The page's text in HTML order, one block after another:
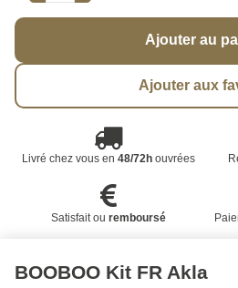
Ajouter au
Ajouter aux
Livré chez vous en 48/72houvrées
Satisfait ou remboursé
BOOBOO Kit FR Akla